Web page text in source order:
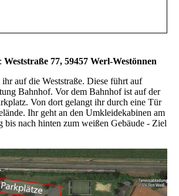
Weststraße 77, 59457 Werl-Westönnen
auf die Weststraße. Diese führt auf
Bahnhof. Vor dem Bahnhof ist auf der
Von dort gelangt ihr durch eine Tür
Ihr geht an den Umkleidekabinen am
bis nach hinten zum weißen Gebäude - Ziel